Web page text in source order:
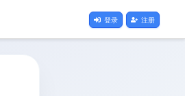
登录 注册